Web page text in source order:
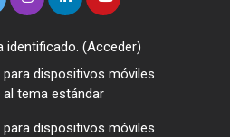
identificado. (Acceder)
para dispositivos móviles
al tema estándar
para dispositivos móviles